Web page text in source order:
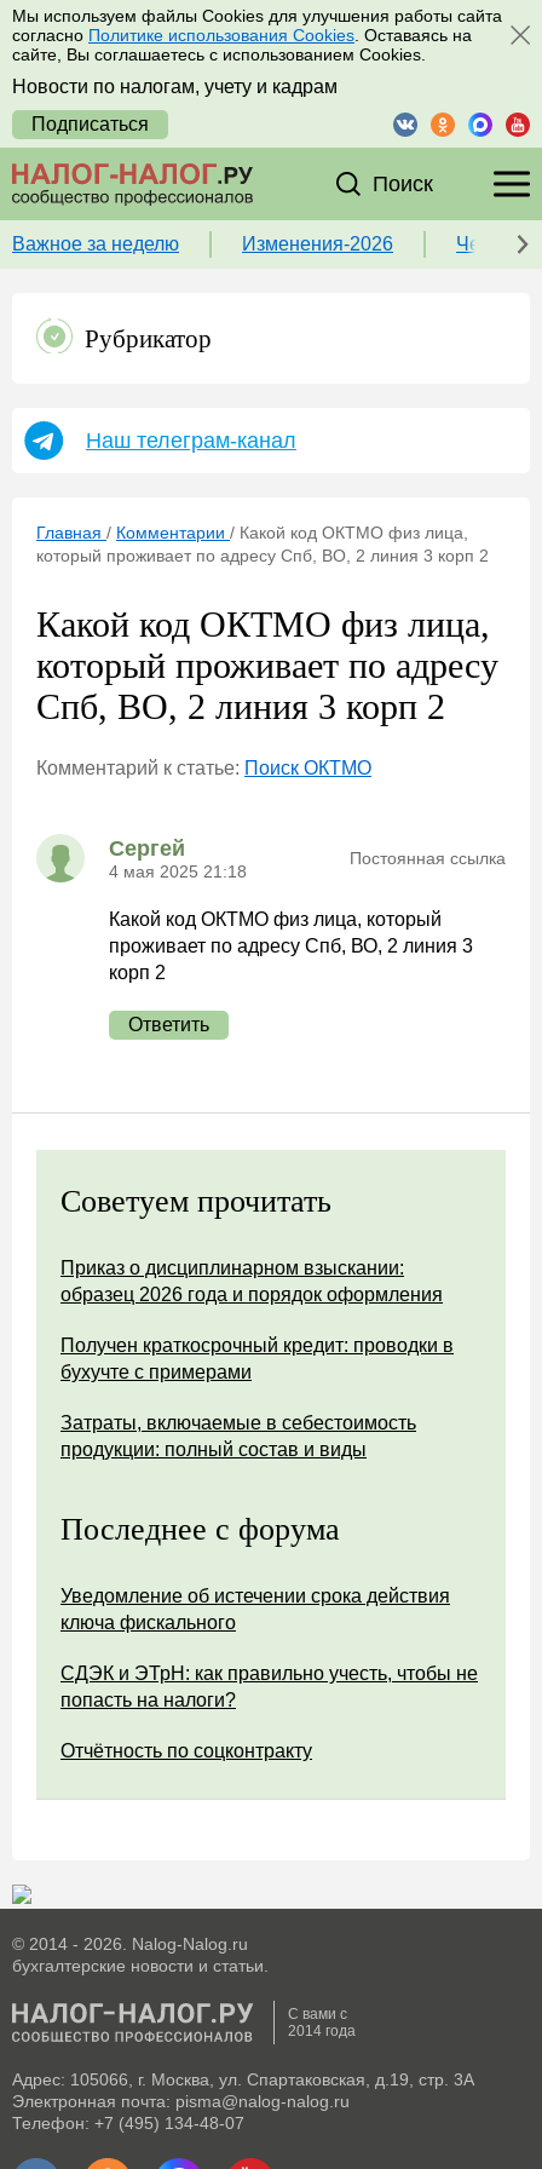
Мы используем файлы Cookies для улучшения работы сайта
согласно Политике использования Cookies . Оставаясь на
сайте, Вы соглашаетесь с использованием Cookies.
Новости по налогам, учету и кадрам
Подписаться
Поиск
Важное за неделю Изменения-2026 Чек-
Рубрикатор
Наш телеграм-канал
Главная / Комментарии / Какой код ОКТМО физ лица,
который проживает по адресу Спб, ВО, 2 линия 3 корп 2
Какой код ОКТМО физ лица,
который проживает по адресу
Спб, ВО, 2 линия 3 корп 2
Комментарий к статье: Поиск ОКТМО
Сергей
4 мая 2025 21:18
Постоянная ссылка
Какой код ОКТМО физ лица, который
проживает по адресу Спб, ВО, 2 линия 3
корп 2
Ответить
Советуем прочитать
Приказ о дисциплинарном взыскании:
образец 2026 года и порядок оформления
Получен краткосрочный кредит: проводки в
бухучте с примерами
Затраты, включаемые в себестоимость
продукции: полный состав и виды
Последнее с форума
Уведомление об истечении срока действия
ключа фискального
СДЭК и ЭТрН: как правильно учесть, чтобы не
попасть на налоги?
Отчётность по соцконтракту
© 2014 - 2026. Nalog-Nalog.ru
бухгалтерские новости и статьи.
С вами с
2014 года
Адрес: 105066, г. Москва, ул. Спартаковская, д.19, стр. 3А
Электронная почта: pisma@nalog-nalog.ru
Телефон: +7 (495) 134-48-07